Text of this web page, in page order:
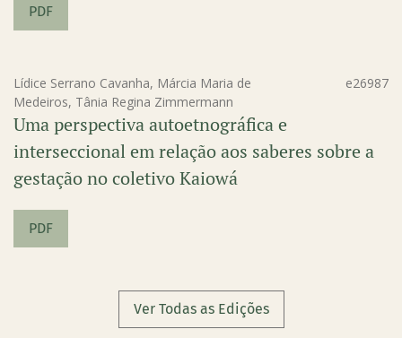
PDF
Lídice Serrano Cavanha, Márcia Maria de
Medeiros, Tânia Regina Zimmermann
e26987
Uma perspectiva autoetnográfica e
interseccional em relação aos saberes sobre a
gestação no coletivo Kaiowá
PDF
Ver Todas as Edições